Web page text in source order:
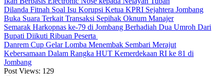
Dilanda Fitnah Soal Isu Korupsi Ketua KPRI Sejahtera Jombang
Buka Suara Terkait Transaksi Sepihak Oknum Manajer
Semarak Harkopnas ke-79 di Jombang Berhadiah Dua Umroh Dari
Bupati Diikuti Ribuan Peserta
Danrem Cup Gelar Lomba Menembak Sembari Merajut
Kebersamaan Dalam Rangka HUT Kemerdekaan RI ke 81 di
Jombang
Post Views: 129